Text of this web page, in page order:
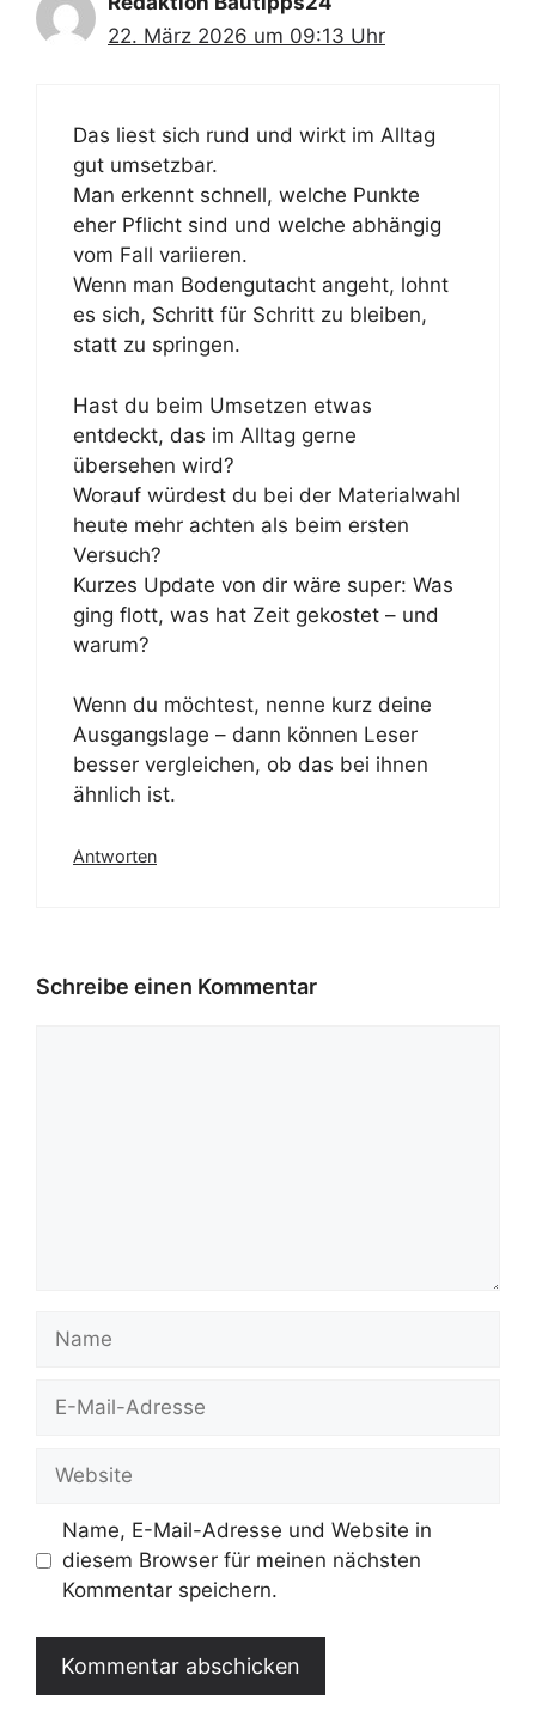
22. März 2026 um 09:13 Uhr
Das liest sich rund und wirkt im Alltag
gut umsetzbar.
Man erkennt schnell, welche Punkte
eher Pflicht sind und welche abhängig
vom Fall variieren.
Wenn man Bodengutacht angeht, lohnt
es sich, Schritt für Schritt zu bleiben,
statt zu springen.
Hast du beim Umsetzen etwas
entdeckt, das im Alltag gerne
übersehen wird?
Worauf würdest du bei der Materialwahl
heute mehr achten als beim ersten
Versuch?
Kurzes Update von dir wäre super: Was
ging flott, was hat Zeit gekostet – und
warum?
Wenn du möchtest, nenne kurz deine
Ausgangslage – dann können Leser
besser vergleichen, ob das bei ihnen
ähnlich ist.
Antworten
Schreibe einen Kommentar
Name
Website
Name, E-Mail-Adresse und Website in
diesem Browser für meinen nächsten
Kommentar speichern.